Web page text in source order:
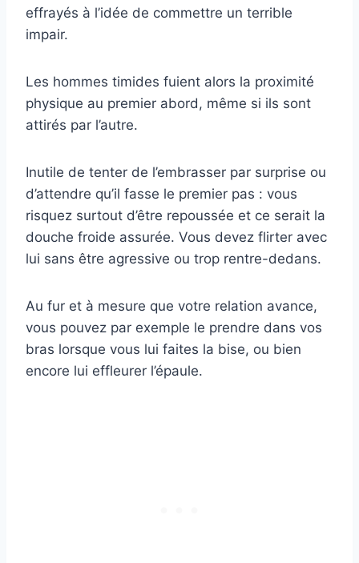
effrayés à l’idée de commettre un terrible
impair.
Les hommes timides fuient alors la proximité
physique au premier abord, même si ils sont
attirés par l’autre.
Inutile de tenter de l’embrasser par surprise ou
d’attendre qu’il fasse le premier pas : vous
risquez surtout d’être repoussée et ce serait la
douche froide assurée. Vous devez flirter avec
lui sans être agressive ou trop rentre-dedans.
Au fur et à mesure que votre relation avance,
vous pouvez par exemple le prendre dans vos
bras lorsque vous lui faites la bise, ou bien
encore lui effleurer l’épaule.